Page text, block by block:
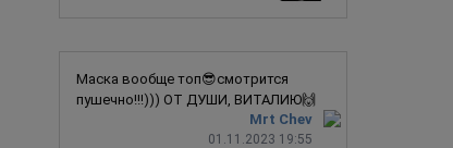
Mrt Chev
01.11.2023 19:55
Маска вообще топ😎смотрится
пушечно!!!))) ОТ ДУШИ, ВИТАЛИЮ🙌